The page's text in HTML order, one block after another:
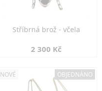
Stříbrná brož - včela
2 300 Kč
NOVÉ OBJEDNÁNO